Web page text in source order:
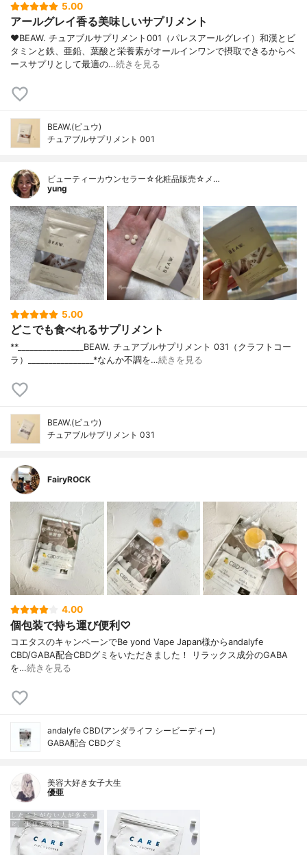
5.00
アールグレイ香る美味しいサプリメント
❤︎BEAW. チュアブルサプリメント001（パレスアールグレイ）和漢とビ
タミンと鉄、亜鉛、葉酸と栄養素がオールインワンで摂取できるからベ
ースサプリとして最適の…続きを見る
BEAW.(ビュウ)
チュアブルサプリメント 001
ビューティーカウンセラー☆化粧品販売☆メ…
yung
5.00
どこでも食べれるサプリメント
**⁡________________⁡BEAW. ⁡チュアブルサプリメント 031（クラフトコー
ラ）⁡________________⁡⁡⁡⁡⁡*なんか不調を…続きを見る
BEAW.(ビュウ)
チュアブルサプリメント 031
FairyROCK
4.00
個包装で持ち運び便利♡
コエタスのキャンペーンでBe yond Vape Japan様からandalyfe
CBD/GABA配合CBDグミをいただきました！ リラックス成分のGABA
を…続きを見る
andalyfe CBD(アンダライフ シービーディー)
GABA配合 CBDグミ
美容大好き女子大生
優亜